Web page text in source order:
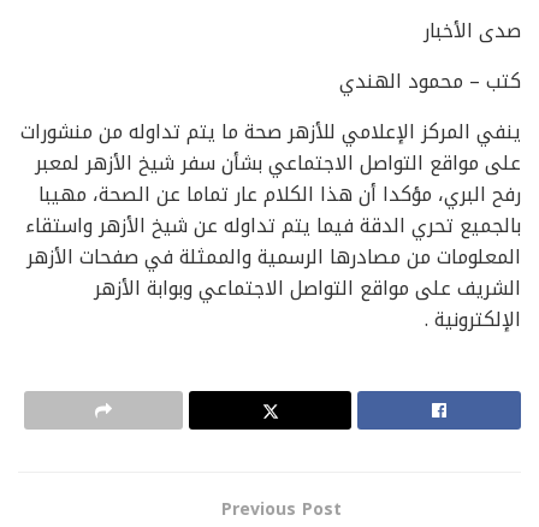
صدى الأخبار
كتب – محمود الهندي
ينفي المركز الإعلامي للأزهر صحة ما يتم تداوله من منشورات
على مواقع التواصل الاجتماعي بشأن سفر شيخ الأزهر لمعبر
رفح البري، مؤكدا أن هذا الكلام عار تماما عن الصحة، مهيبا
بالجميع تحري الدقة فيما يتم تداوله عن شيخ الأزهر واستقاء
المعلومات من مصادرها الرسمية والممثلة في صفحات الأزهر
الشريف على مواقع التواصل الاجتماعي وبوابة الأزهر
الإلكترونية .
Previous Post